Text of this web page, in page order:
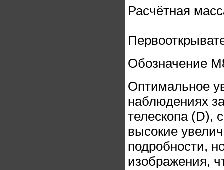
Расчётная
Обозначение
Оптимальное
наблюдениях
телескопа (D),
высокие
подробности,
изображения,